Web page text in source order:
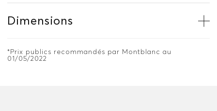
Dimensions
*Prix publics recommandés par Montblanc au
01/05/2022